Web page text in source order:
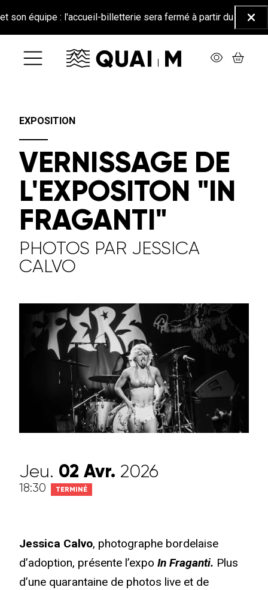
équipe : l'accueil-billetterie sera fermé à partir du 26 juin
EXPOSITION
VERNISSAGE DE
L'EXPOSITON "IN
FRAGANTI"
PHOTOS PAR JESSICA
CALVO
Jeu. 02 Avr. 2026
18:30 TERMINÉ
Jessica Calvo, photographe bordelaise
d’adoption, présente l’expo In Fraganti. Plus
d’une quarantaine de photos live et de